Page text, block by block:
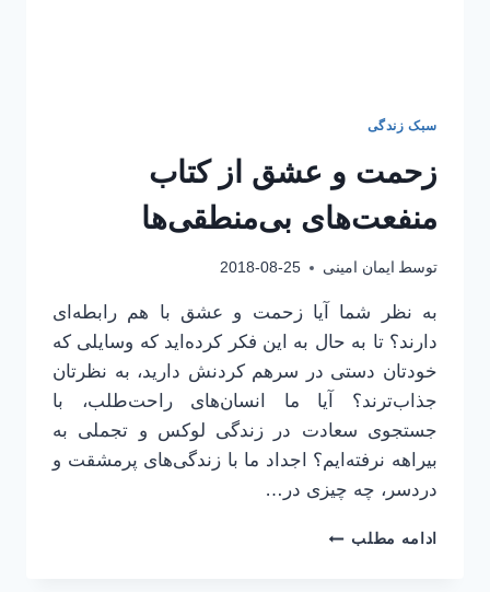
سبک زندگی
زحمت و عشق از کتاب
منفعت‌های بی‌منطقی‌ها
توسط ایمان امینی 2018-08-25
به نظر شما آیا زحمت و عشق با هم رابطه‌ای
دارند؟ تا به حال به این فکر کرده‌اید که وسایلی که
خودتان دستی در سرهم کردنش دارید، به نظرتان
جذاب‌ترند؟ آیا ما انسان‌های راحت‌طلب، با
جستجوی سعادت در زندگی لوکس و تجملی به
بیراهه نرفته‌ایم؟ اجداد ما با زندگی‌های پرمشقت و
دردسر، چه چیزی در…
ادامه مطلب زحمت